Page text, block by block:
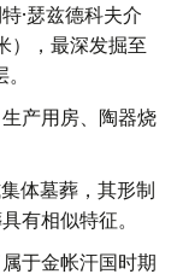
·瑟兹德科夫介
），最深发掘至
产用房、陶器烧
体墓葬，其形制
有相似特征。
于金帐汗国时期